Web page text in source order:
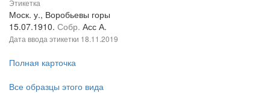
Этикетка
Моск. у., Воробьевы горы
15.07.1910. Собр. Асс А.
Дата ввода этикетки 18.11.2019
Полная карточка
Все образцы этого вида